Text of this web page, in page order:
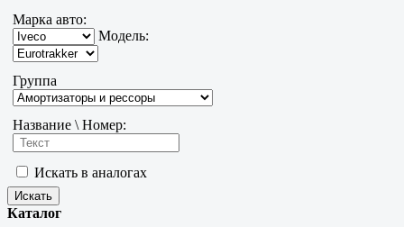
Марка авто:
Модель:
Группа
Название \ Номер:
Искать в аналогах
Каталог